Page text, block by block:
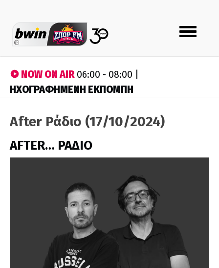
Toggle
navigation
NOW ON AIR06:00 - 08:00 |
ΗΧΟΓΡΑΦΗΜΕΝΗ ΕΚΠΟΜΠΗ
After Ράδιο (17/10/2024)
AFTER… ΡΑΔΙΟ